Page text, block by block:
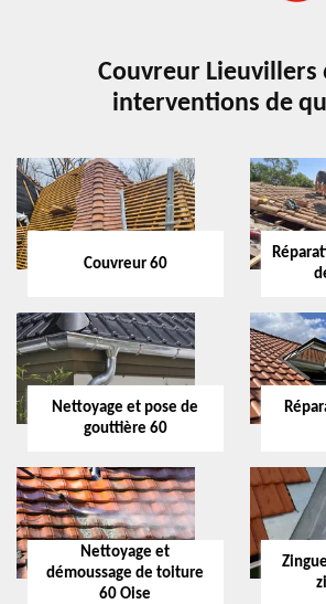
Couvreur Lieuvillers
interventions de
Couvreur 60
Nettoyage et pose de
gouttière 60
Nettoyage et
démoussage de toiture
60 Oise